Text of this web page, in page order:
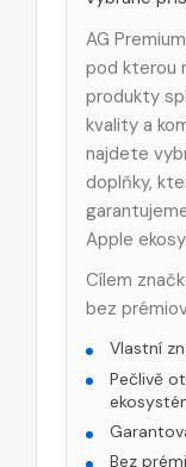
AG
pod kterou
produkty
kvality a
najdete
doplňky,
Apple
Cílem
bez
Vlastní
Pečlivě
Bez